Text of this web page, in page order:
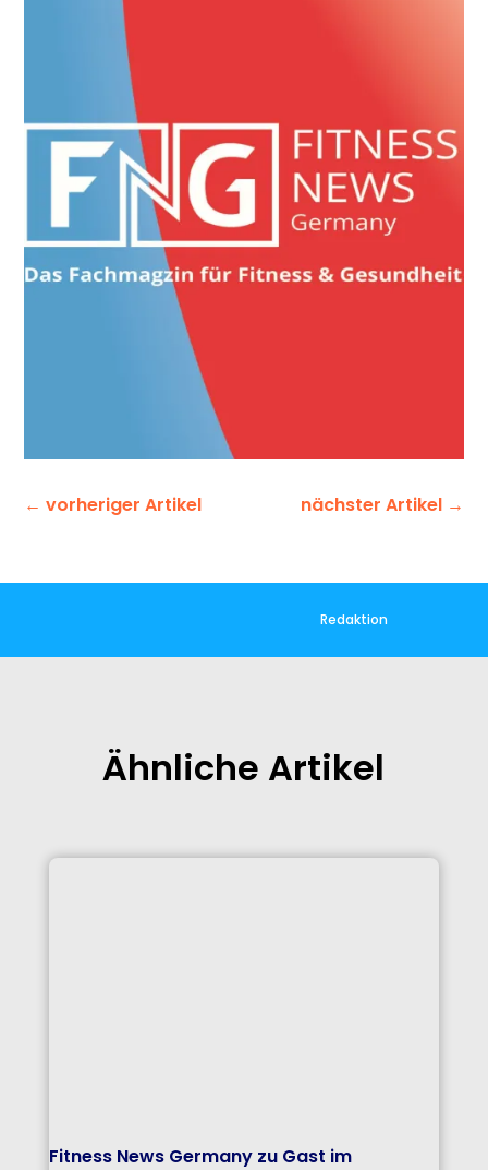
←vorheriger Artikel nächster Artikel→
Redaktion
Ähnliche Artikel
Fitness News Germany zu Gast im